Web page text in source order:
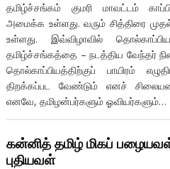
தமிழ்ச்சங்கம் குமரி மாவட்டம்
அமைக்க உள்ளது. வரும் சித்திரை
உள்ளது. இவ்விழாவில்
தமிழ்ச்சங்கத்தை – நடத்திய வேந்தர்
தொல்காப்பியத்திற்குப் பாயிரம்
திறக்கப்பட வேண்டும் எனச்
எனவே, தமிழன்பர்களும் ஓவியர்களும்…
கன்னித் தமிழ் மிகப்
புதியவள்